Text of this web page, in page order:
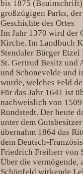
bis 1875
großzügigen Parks,
Geschichte des Ortes
Im Jahr 1370 wird der
Kirche. Im Landbuch
Stendaler Bürger
St. Gertrud Besitz und
und Schonevelde und
wurde, welches Feld
Für das Jahr 1641 ist
nachweislich von
Rundstedt. Der heute
unter dem
übernahm 1864 das
dem Deutsch-
Friedrich Freiherr von
Über die vermögende,
Schönfeld wirkende